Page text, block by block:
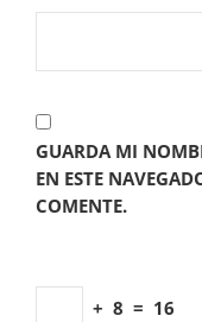
GUARDA MI
EN ESTE
COMENTE.
+ 8 = 16